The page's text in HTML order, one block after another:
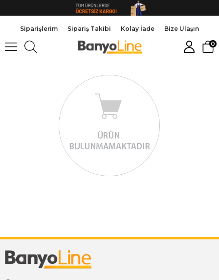
Siparişlerim Sipariş Takibi Kolay İade Bize Ulaşın
0